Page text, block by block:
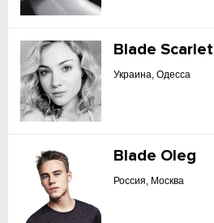
Blade Scarlet
Украина, Одесса
Blade Oleg
Россия, Москва